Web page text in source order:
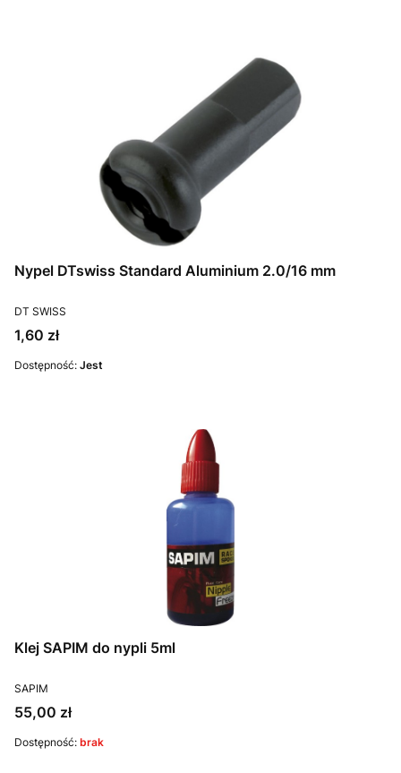
Nypel DTswiss Standard Aluminium 2.0/16 mm
PRODUCENT
DT SWISS
Cena
1,60 zł
Dostępność: Jest
Klej SAPIM do nypli 5ml
PRODUCENT
SAPIM
Cena
55,00 zł
Dostępność: brak